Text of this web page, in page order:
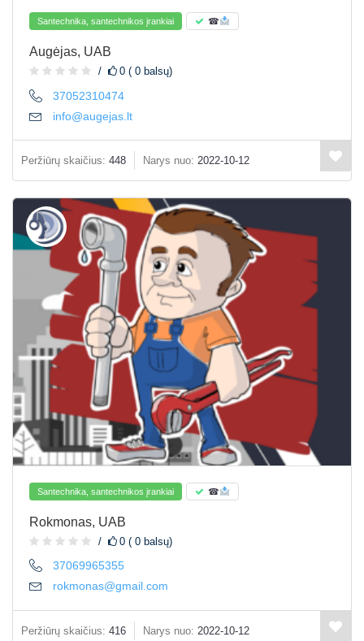
Santechnika, santechnikos įrankiai ☎
Augėjas, UAB
0 ( 0 balsų)
37052310474
info@augejas.lt
Peržiūrų skaičius: 448 Narys nuo: 2022-10-12
Santechnika, santechnikos įrankiai ☎
Rokmonas, UAB
0 ( 0 balsų)
37069965355
rokmonas@gmail.com
Peržiūrų skaičius: 416 Narys nuo: 2022-10-12